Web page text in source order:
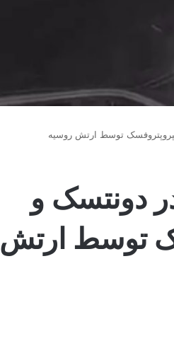
توسط ارتش روسیه
دونتسک و
توسط ارتش